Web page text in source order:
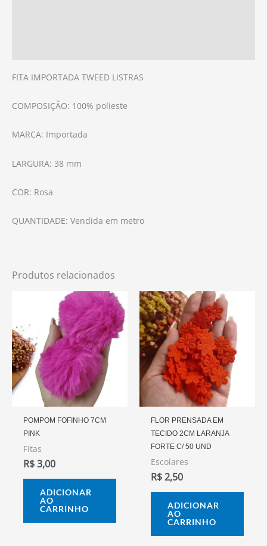
FITA IMPORTADA TWEED LISTRAS
COMPOSIÇÃO: 100% polieste
MARCA: Importada
LARGURA: 38 mm
COR: Rosa
QUANTIDADE: Vendida em metro
Produtos relacionados
POMPOM FOFINHO 7CM
PINK
Fitas
R$3,00
ADICIONAR
AO
CARRINHO
FLOR PRENSADA EM
TECIDO 2CM LARANJA
FORTE C/ 50 UND
Escolares
R$2,50
ADICIONAR
AO
CARRINHO